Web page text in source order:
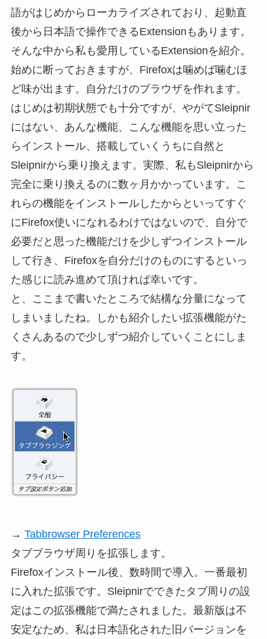
語がはじめからローカライズされており、起動直
後から日本語で操作できるExtensionもあります。
そんな中から私も愛用しているExtensionを紹介。
始めに断っておきますが、Firefoxは噛めば噛むほ
ど味が出ます。自分だけのブラウザを作れます。
はじめは初期状態でも十分ですが、やがてSleipnir
にはない、あんな機能、こんな機能を思い立った
らインストール、搭載していくうちに自然と
Sleipnirから乗り換えます。実際、私もSleipnirから
完全に乗り換えるのに数ヶ月かかっています。こ
れらの機能をインストールしたからといってすぐ
にFirefox使いになれるわけではないので、自分で
必要だと思った機能だけを少しずつインストール
して行き、Firefoxを自分だけのものにするといっ
た感じに読み進めて頂ければ幸いです。
と、ここまで書いたところで結構な分量になって
しまいましたね。しかも紹介したい拡張機能がた
くさんあるので少しずつ紹介していくことにしま
す。
→ Tabbrowser Preferences
タブブラウザ周りを拡張します。
Firefoxインストール後、数時間で導入。一番最初
に入れた拡張です。Sleipnirでできたタブ周りの設
定はこの拡張機能で満たされました。最新版は不
安定なため、私は日本語化された旧バージョンを